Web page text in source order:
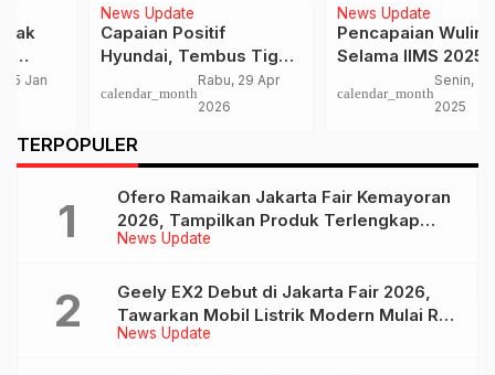
News Update
Capaian Positif
Hyundai, Tembus Tiga
Besar Segmen B-MPV
Berkat STARGAZER
calendar_month
Rabu, 29 Apr
News Update
Pencapaian Wuling
Selama IIMS 2025,
Bukukan 1.653 Surat
Pemesanan Kendaraan
calendar_month
Senin, 3 Mar
…
TERPOPULER
News Update
Ofero Ramaikan Jakarta Fair Kemayoran
2026, Tampilkan Produk Terlengkap
hingga Calon Model Baru
News Update
Geely EX2 Debut di Jakarta Fair 2026,
Tawarkan Mobil Listrik Modern Mulai Rp
239 Jutaan